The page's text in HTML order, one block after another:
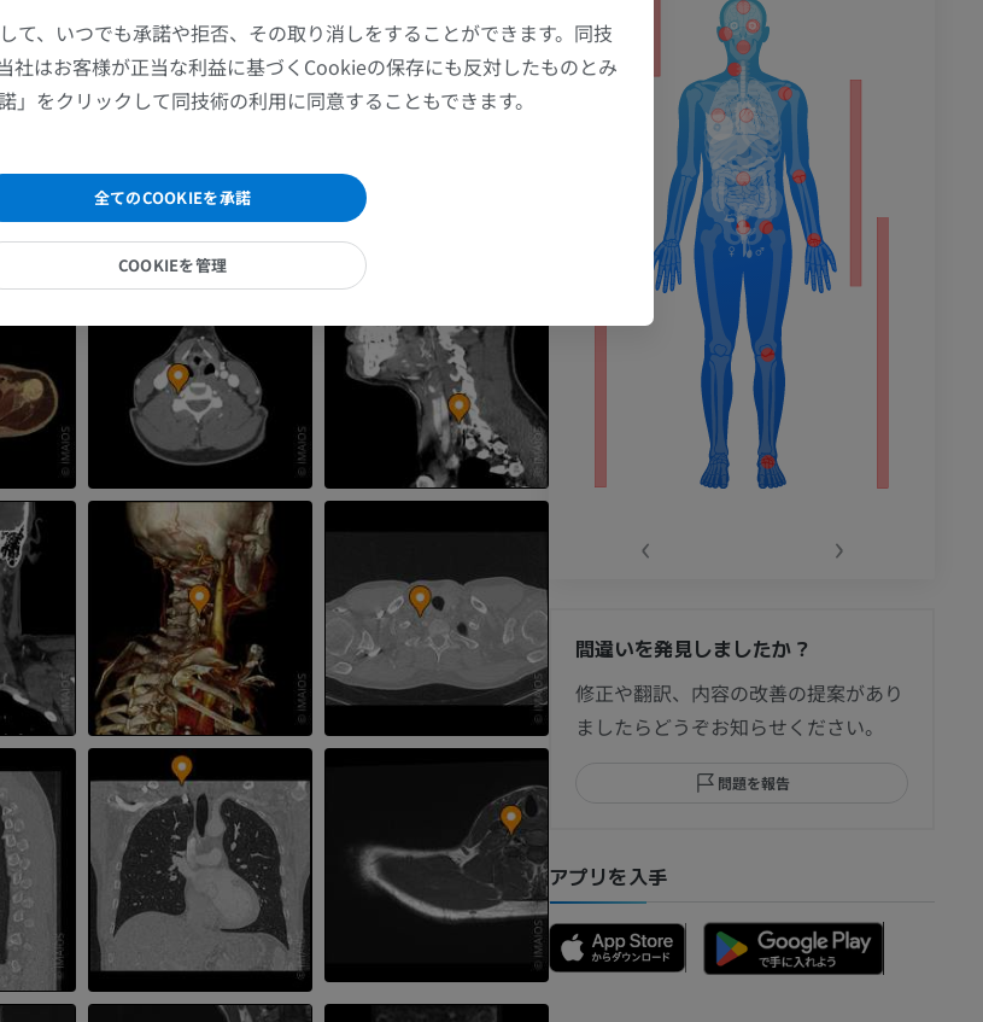
プレミアム
プレミアム
節MRI
節MRI
プレミアム
MRI
プレミアム
X線
画像
プレミアム
ラストレーション
プレミアム
動脈造影
造影
イラストレーション
プレミアム
X線画像
無料
下肢MRI
プレミアム
プレミアム
MRI
プレミアム
膝関節CT関節造影
プレミアム
足関節・後足部MRI
プレミアム
MRI
‹ ›
間違いを発見しましたか？
修正や翻訳、内容の改善の提案があり
ましたらどうぞお知らせください。
問題を報告
アプリを入手
て、いつでも承諾や拒否、その取り消しをすることができます。同技
社はお客様が正当な利益に基づくCookieの保存にも反対したものとみ
」をクリックして同技術の利用に同意することもできます。
全てのCOOKIEを承諾
COOKIEを管理